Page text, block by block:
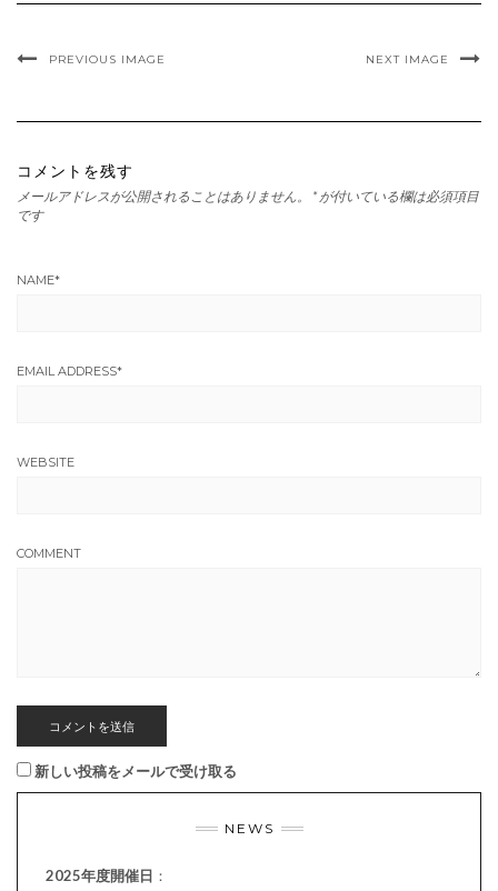
PREVIOUS IMAGE NEXT IMAGE
コメントを残す
メールアドレスが公開されることはありません。 * が付いている欄は必須項目
です
NAME*
EMAIL ADDRESS*
WEBSITE
COMMENT
新しい投稿をメールで受け取る
NEWS
2025年度開催日 ：